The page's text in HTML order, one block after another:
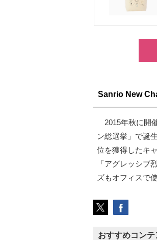
Sanrio New
2015年秋に開
ン総選挙」で誕
位を獲得したキ
「アグレッシブ
ズもオフィスで
おすすめコンテ